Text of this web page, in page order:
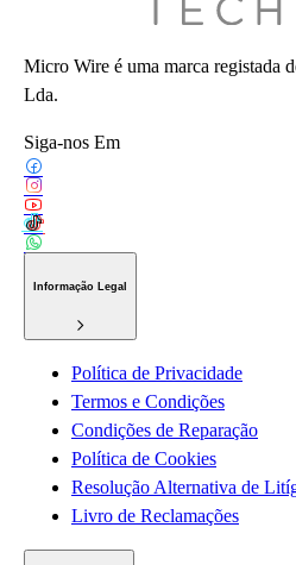
Micro Wire é uma marca registada
Lda.
Siga-nos Em
Informação Legal
Política de Privacidade
Termos e Condições
Condições de Reparação
Política de Cookies
Resolução Alternativa de
Livro de Reclamações